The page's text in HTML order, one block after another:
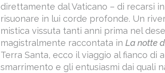
direttamente dal Vaticano – di recarsi
risuonare in lui corde profonde. Un
mistica vissuta tanti anni prima nel
magistralmente raccontata inLa notte
Terra Santa, ecco il viaggio al fianco di
smarrimento e gli entusiasmi dai quali